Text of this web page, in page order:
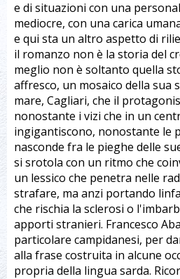
e di situazioni con una
mediocre, con una carica
e qui sta un altro aspetto di
il romanzo non è la storia del
meglio non è soltanto quella
affresco, un mosaico della sua
mare, Cagliari, che il
nonostante i vizi che in un
ingigantiscono, nonostante le
nasconde fra le pieghe delle
si srotola con un ritmo che
un lessico che penetra nelle
strafare, ma anzi portando
che rischia la sclerosi o
apporti stranieri. Francesco
particolare campidanesi, per
alla frase costruita in alcune
propria della lingua sarda.